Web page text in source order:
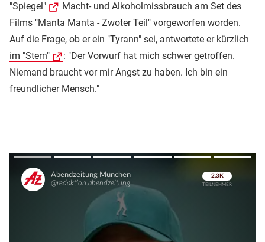
"Spiegel"
Macht- und Alkoholmissbrauch am Set des
Films "Manta Manta - Zwoter Teil" vorgeworfen worden.
Auf die Frage, ob er ein "Tyrann" sei, antwortete er kürzlich
im "Stern"
: "Der Vorwurf hat mich schwer getroffen.
Niemand braucht vor mir Angst zu haben. Ich bin ein
freundlicher Mensch."
Überspringen